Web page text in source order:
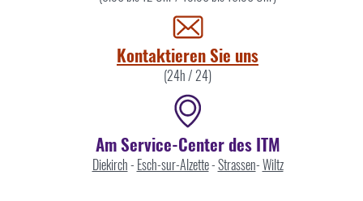
Kontaktieren Sie uns
(24h / 24)
Am Service-Center des ITM
Diekirch- Esch-sur-Alzette-Strassen-Wiltz